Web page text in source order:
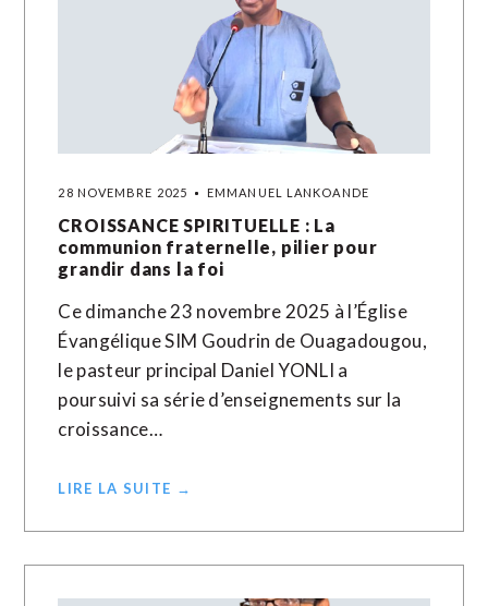
28 NOVEMBRE 2025 EMMANUEL LANKOANDE
CROISSANCE SPIRITUELLE : La
communion fraternelle, pilier pour
grandir dans la foi
Ce dimanche 23 novembre 2025 à l’Église
Évangélique SIM Goudrin de Ouagadougou,
le pasteur principal Daniel YONLI a
poursuivi sa série d’enseignements sur la
croissance…
LIRE LA SUITE →